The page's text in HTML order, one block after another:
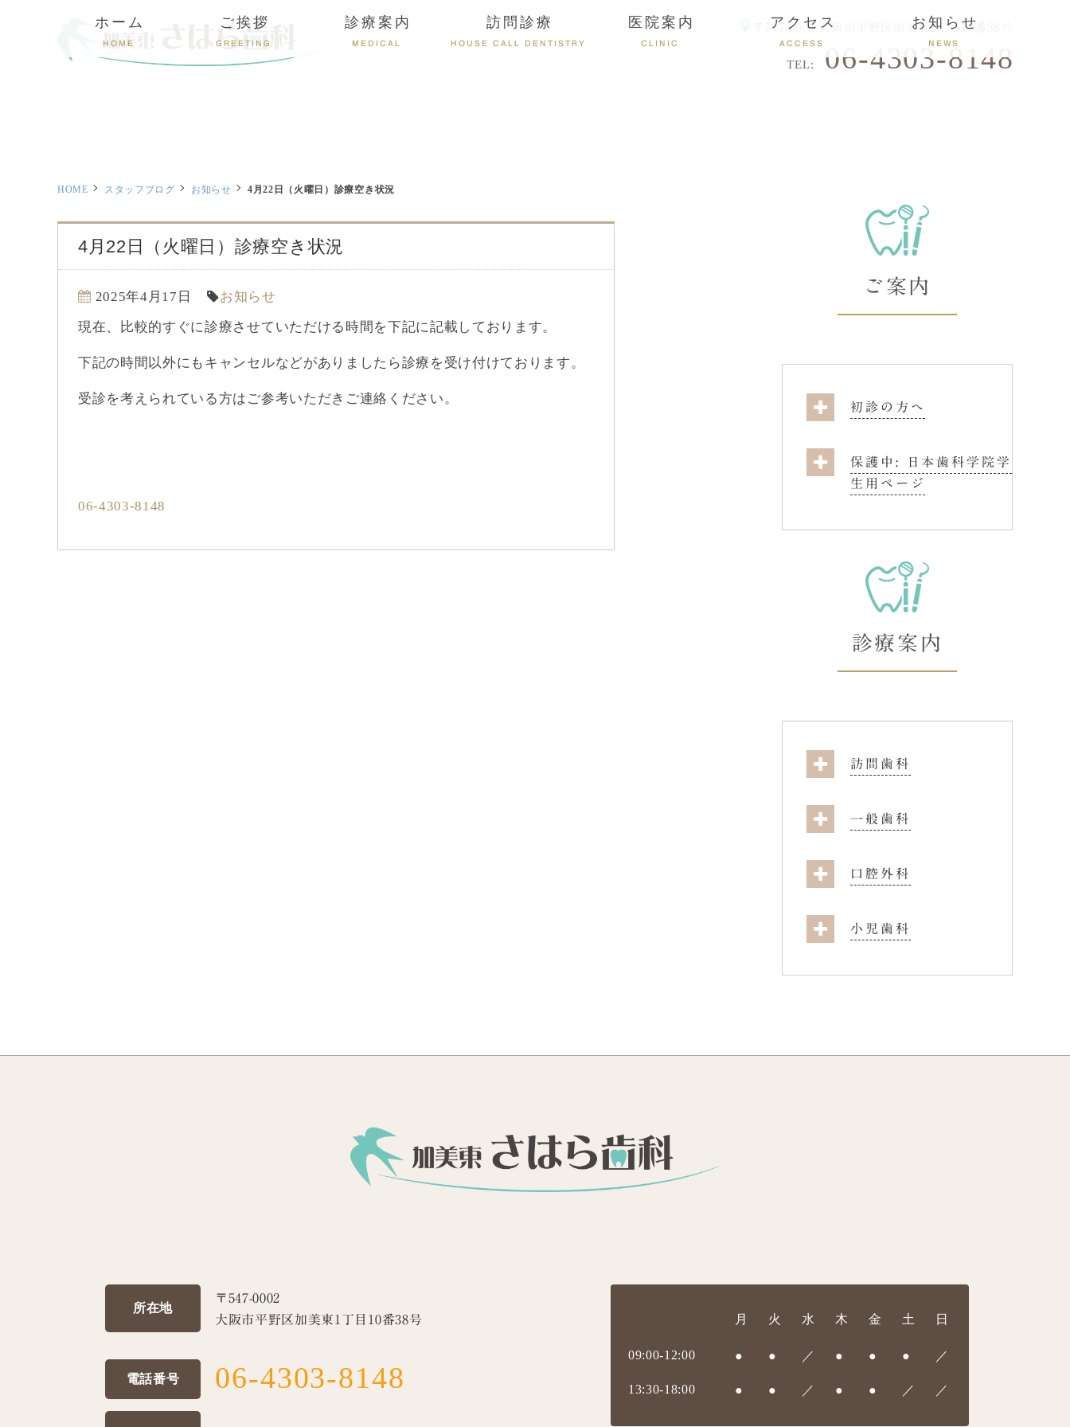
〒547-0002 大阪市平野区加美東1丁目10番38号
TEL: 06-4303-8148
ホーム
HOME
ご挨拶
GREETING
診療案内
MEDICAL
訪問診療
HOUSE CALL DENTISTRY
医院案内
CLINIC
アクセス
ACCESS
お知らせ
NEWS
HOME スタッフブログ お知らせ 4月22日（火曜日）診療空き状況
4月22日（火曜日）診療空き状況
2025年4月17日
お知らせ
現在、比較的すぐに診療させていただける時間を下記に記載しております。
下記の時間以外にもキャンセルなどがありましたら診療を受け付けております。
受診を考えられている方はご参考いただきご連絡ください。
06-4303-8148
ご案内
初診の方へ
保護中: 日本歯科学院学
生用ページ
診療案内
訪問歯科
一般歯科
口腔外科
小児歯科
所在地
〒547-0002
大阪市平野区加美東1丁目10番38号
電話番号 06-4303-8148
月 火 水 木 金 土 日
09:00-12:00 ● ● ／ ● ● ● ／
13:30-18:00 ● ● ／ ● ● ／ ／